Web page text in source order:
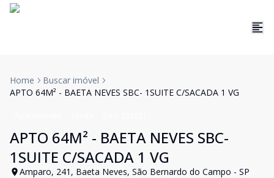
Home
Buscar imóvel
APTO 64M² - BAETA NEVES SBC- 1SUITE C/SACADA 1 VG
APTO 64M² - BAETA NEVES SBC-
1SUITE C/SACADA 1 VG
Amparo, 241, Baeta Neves, São Bernardo do Campo - SP